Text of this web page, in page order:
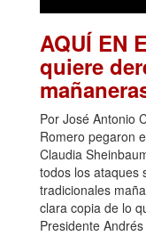
AQUÍ EN
quiere
Por José Antonio
Romero pegaron
Claudia
todos los ataques
tradicionales
clara copia de lo
Presidente